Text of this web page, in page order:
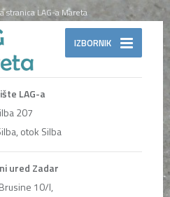
stranica LAG-a Mareta
IZBORNIK
LAG-a
207
otok Silba
ured Zadar
10/I,